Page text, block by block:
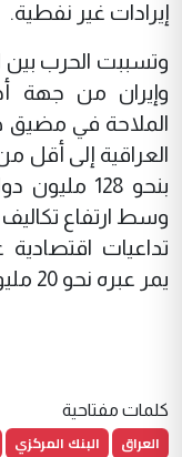
إيرادات غير نفطية.
وتسببت الحرب بين
وإيران من جهة
الملاحة في مضيق
بنحو 128
وسط ارتفاع
تداعيات
يمر عبره نحو 20 مليون برميل نفط يومياً.
كلمات مفتاحية
العراق البنك المركزي